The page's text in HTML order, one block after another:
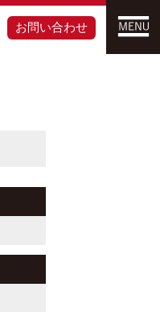
お問い合わせ